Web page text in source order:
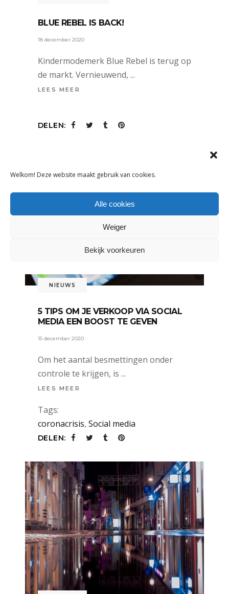
Welkom! Deze website maakt gebruik van cookies.
Alle cookies
Weiger
Bekijk voorkeuren
BLUE REBEL IS BACK!
18 december 2020
Kindermodemerk Blue Rebel is terug op
de markt. Vernieuwend,
LEES MEER
DELEN:
NIEUWS
5 TIPS OM JE VERKOOP VIA SOCIAL
MEDIA EEN BOOST TE GEVEN
15 december 2020
Om het aantal besmettingen onder
controle te krijgen, is
LEES MEER
Tags:
coronacrisis, Social media
DELEN: